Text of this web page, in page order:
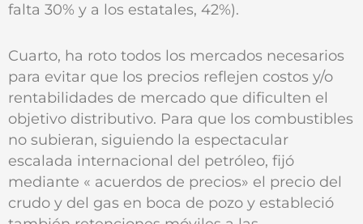
falta 30% y a los estatales, 42%).
Cuarto, ha roto todos los mercados necesarios
para evitar que los precios reflejen costos y/o
rentabilidades de mercado que dificulten el
objetivo distributivo. Para que los combustibles
no subieran, siguiendo la espectacular
escalada internacional del petróleo, fijó
mediante « acuerdos de precios» el precio del
crudo y del gas en boca de pozo y estableció